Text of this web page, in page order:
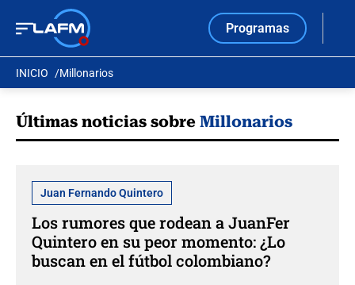
Programas
INICIO Millonarios
Últimas noticias sobre Millonarios
Juan Fernando Quintero
Los rumores que rodean a JuanFer
Quintero en su peor momento: ¿Lo
buscan en el fútbol colombiano?